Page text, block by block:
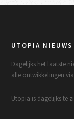
UTOPIA
Dagelijks het laatste
alle ontwikkelingen
Utopia is dagelijks te